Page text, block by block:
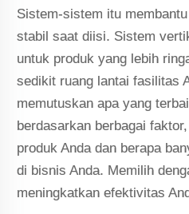
Sistem-sistem itu
stabil saat diisi. Sistem
untuk produk yang lebih
sedikit ruang lantai fasilitas
memutuskan apa yang
berdasarkan berbagai
produk Anda dan berapa
di bisnis Anda. Memilih
meningkatkan efektivitas